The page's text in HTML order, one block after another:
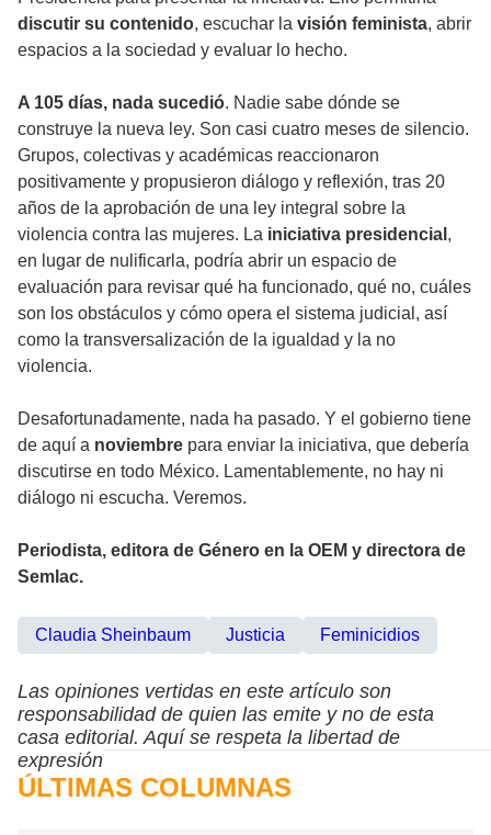
discutir su contenido, escuchar la visión feminista, abrir
espacios a la sociedad y evaluar lo hecho.
A 105 días, nada sucedió. Nadie sabe dónde se
construye la nueva ley. Son casi cuatro meses de silencio.
Grupos, colectivas y académicas reaccionaron
positivamente y propusieron diálogo y reflexión, tras 20
años de la aprobación de una ley integral sobre la
violencia contra las mujeres. La iniciativa presidencial ,
en lugar de nulificarla, podría abrir un espacio de
evaluación para revisar qué ha funcionado, qué no, cuáles
son los obstáculos y cómo opera el sistema judicial, así
como la transversalización de la igualdad y la no
violencia.
Desafortunadamente, nada ha pasado. Y el gobierno tiene
de aquí a noviembre para enviar la iniciativa, que debería
discutirse en todo México. Lamentablemente, no hay ni
diálogo ni escucha. Veremos.
Periodista, editora de Género en la OEM y directora de
Semlac.
Claudia Sheinbaum Justicia Feminicidios
Las opiniones vertidas en este artículo son
responsabilidad de quien las emite y no de esta
casa editorial. Aquí se respeta la libertad de
expresión
ÚLTIMAS COLUMNAS